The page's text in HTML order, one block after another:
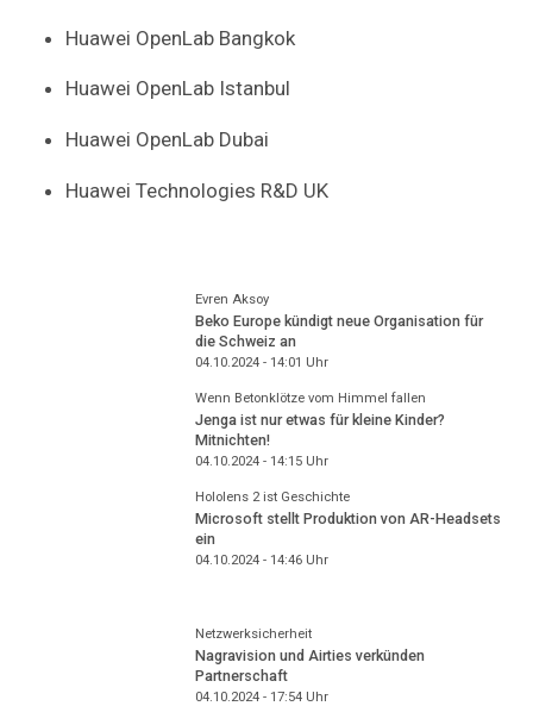
Huawei OpenLab Bangkok
Huawei OpenLab Istanbul
Huawei OpenLab Dubai
Huawei Technologies R&D UK
Evren Aksoy
Beko Europe kündigt neue Organisation für
die Schweiz an
04.10.2024 - 14:01 Uhr
Wenn Betonklötze vom Himmel fallen
Jenga ist nur etwas für kleine Kinder?
Mitnichten!
04.10.2024 - 14:15Uhr
Hololens 2 ist Geschichte
Microsoft stellt Produktion von AR-Headsets
ein
04.10.2024 - 14:46Uhr
Netzwerksicherheit
Nagravision und Airties verkünden
Partnerschaft
04.10.2024 - 17:54Uhr